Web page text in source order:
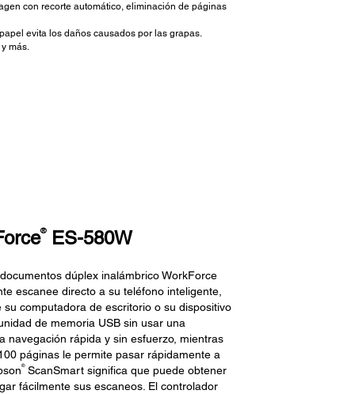
con recorte automático, eliminación de páginas
evita los daños causados por las grapas.
más.
®ES-580W
dúplex inalámbrico WorkForce
escanee directo a su teléfono inteligente,
computadora de escritorio o su dispositivo
de memoria USB sin usar una
navegación rápida y sin esfuerzo, mientras
páginas le permite pasar rápidamente a
®ScanSmart significa que puede obtener
fácilmente sus escaneos. El controlador